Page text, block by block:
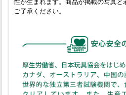
性が生まれます。商品が掲載の写真
ご了承ください。